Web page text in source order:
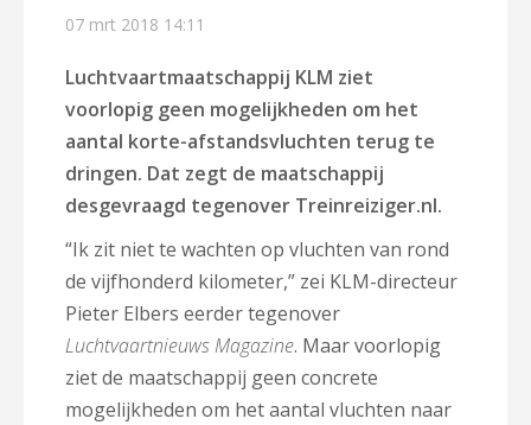
07 mrt 2018 14:11
Luchtvaartmaatschappij KLM ziet
voorlopig geen mogelijkheden om het
aantal korte-afstandsvluchten terug te
dringen. Dat zegt de maatschappij
desgevraagd tegenover Treinreiziger.nl.
“Ik zit niet te wachten op vluchten van rond
de vijfhonderd kilometer,” zei KLM-directeur
Pieter Elbers eerder tegenover
Luchtvaartnieuws Magazine. Maar voorlopig
ziet de maatschappij geen concrete
mogelijkheden om het aantal vluchten naar